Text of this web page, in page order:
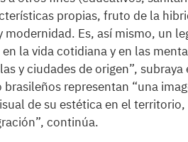
propias, fruto de la
modernidad. Es, así mismo, un
en la vida cotidiana y en las
y ciudades de origen”,
brasileños representan “una
de su estética en el
continúa.